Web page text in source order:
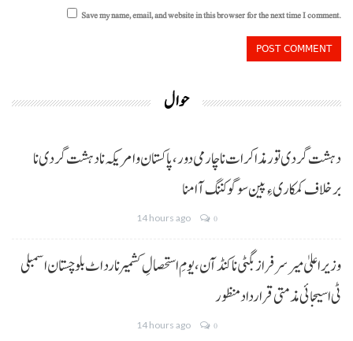
Save my name, email, and website in this browser for the next time I comment.
حوال
دہشت گردی تور مذاکرات نا چارمی دور،پاکستان و امریکہ نا دہشت گردی نا
برخلاف کمکاری ءِ پین سوگو کننگ آ امنا
14 hours ago 0
وزیراعلیٰ میر سرفراز بگٹی نا کنڈ آن،یومِ استحصالِ کشمیر نا رد اٹ بلوچستان اسمبلی
ٹی اسیجائی مذمتی قرارداد منظور
14 hours ago 0